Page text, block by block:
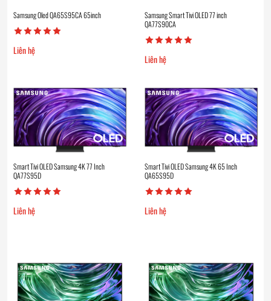
Samsung Oled QA65S95CA 65inch
Liên hệ
Samsung Smart Tivi OLED 77 inch
QA77S90CA
Liên hệ
Smart Tivi OLED Samsung 4K 77 Inch
QA77S95D
Liên hệ
Smart Tivi OLED Samsung 4K 65 Inch
QA65S95D
Liên hệ